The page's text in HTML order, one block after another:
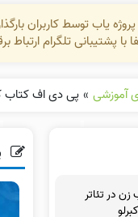
یاب توسط کاربران
با پشتیبانی تلگرام
آموزشی » پی دی اف کتاب
در تئاتر